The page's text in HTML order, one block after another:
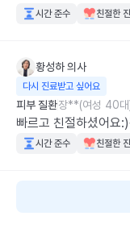
시간 준수 친절한
황성하의사
다시 진료받고 싶어요
피부 질환장**(여성 40대
빠르고 친절하셨어요
시간 준수 친절한